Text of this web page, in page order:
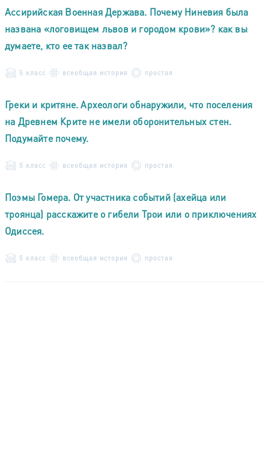
Ассирийская Военная Держава. Почему Ниневия была
названа «логовищем львов и городом крови»? как вы
думаете, кто ее так назвал?
5 класс всеобщая история простая
Греки и критяне. Археологи обнаружили, что поселения
на Древнем Крите не имели оборонительных стен.
Подумайте почему.
5 класс всеобщая история простая
Поэмы Гомера. От участника событий (ахейца или
троянца) расскажите о гибели Трои или о приключениях
Одиссея.
5 класс всеобщая история простая